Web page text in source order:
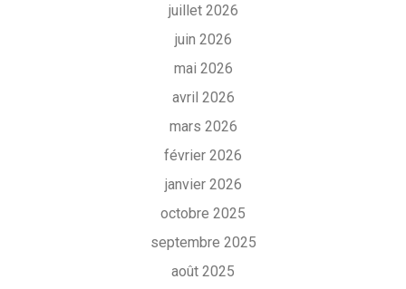
juillet 2026
juin 2026
mai 2026
avril 2026
mars 2026
février 2026
janvier 2026
octobre 2025
septembre 2025
août 2025